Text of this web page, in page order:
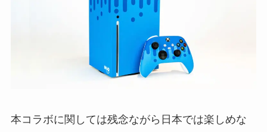
本コラボに関しては残念ながら日本では楽しめな